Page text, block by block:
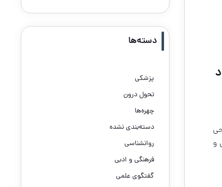
و
دسته‌ها
پزشکی
تحول درون
چهره‌ها
دسته‌بندی نشده
روانشناسی
فرهنگی و ادبی
گفتگوی علمی